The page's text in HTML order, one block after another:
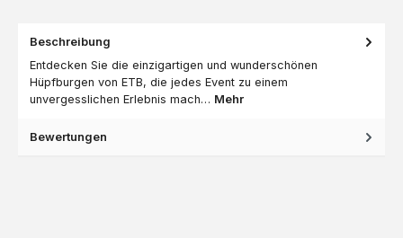
Beschreibung
Entdecken Sie die einzigartigen und wunderschönen
Hüpfburgen von ETB, die jedes Event zu einem
unvergesslichen Erlebnis mach… Mehr
Bewertungen